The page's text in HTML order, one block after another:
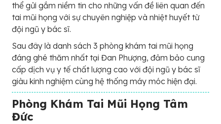
thể gửi gắm niềm tin cho những vấn đề liên quan đến
tai mũi họng với sự chuyên nghiệp và nhiệt huyết từ
đội ngũ y bác sĩ.
Sau đây là danh sách 3 phòng khám tai mũi họng
đáng ghé thăm nhất tại Đan Phượng, đảm bảo cung
cấp dịch vụ y tế chất lượng cao với đội ngũ y bác sĩ
giàu kinh nghiệm cùng hệ thống máy móc hiện đại.
Phòng Khám Tai Mũi Họng Tâm
Đức